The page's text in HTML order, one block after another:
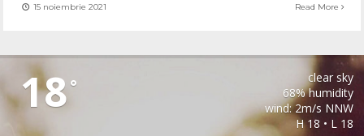
15 noiembrie 2021 Read More
18°
clear sky
68% humidity
wind: 2m/s NNW
H 18 • L 18